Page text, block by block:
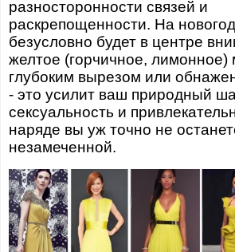
разносторонности связей и
раскрепощенности. На
безусловно будет в центре
желтое (горчичное, лимонное)
глубоким вырезом или
- это усилит ваш природный
сексуальность и
наряде вы уж точно не
незамеченной.